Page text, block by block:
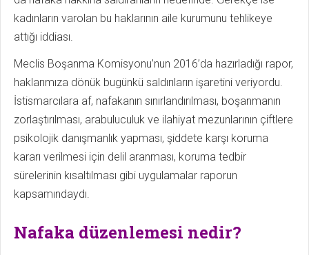
kadınların varolan bu haklarının aile kurumunu tehlikeye
attığı iddiası.
Meclis Boşanma Komisyonu’nun 2016’da hazırladığı rapor,
haklarımıza dönük bugünkü saldırıların işaretini veriyordu.
İstismarcılara af, nafakanın sınırlandırılması, boşanmanın
zorlaştırılması, arabuluculuk ve ilahiyat me­zunlarının çiftlere
psikolojik danışmanlık yapması, şiddete karşı koruma
kararı verilmesi için delil aranması, koruma tedbir
sürelerinin kısaltılması gibi uygulamalar raporun
kapsamındaydı.
Nafaka düzenlemesi nedir?